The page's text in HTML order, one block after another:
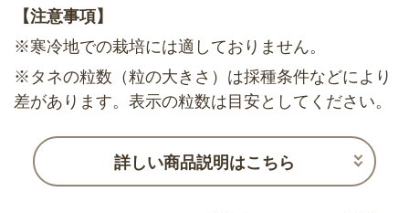
【注意事項】
※寒冷地での栽培には適しておりません。
※タネの粒数（粒の大きさ）は採種条件などにより
差があります。表示の粒数は目安としてください。
詳しい商品説明はこちら